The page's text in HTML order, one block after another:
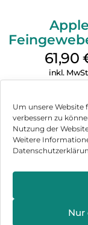
Um unsere
verbessern zu
Nutzung der
Weitere
Nur
Apple
iPhone
MagSafe
61,90
inkl.
Impressum